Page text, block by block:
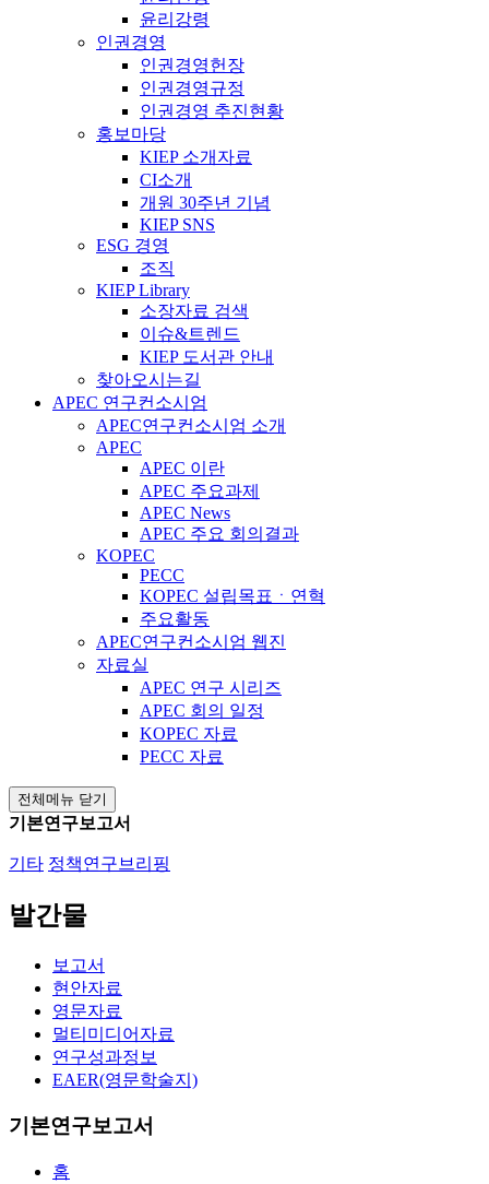
윤리강령
인권경영
인권경영헌장
인권경영규정
인권경영 추진현황
홍보마당
KIEP 소개자료
CI소개
개원 30주년 기념
KIEP SNS
ESG 경영
조직
KIEP Library
소장자료 검색
이슈&트렌드
KIEP 도서관 안내
찾아오시는길
APEC 연구컨소시엄
APEC연구컨소시엄 소개
APEC
APEC 이란
APEC 주요과제
APEC News
APEC 주요 회의결과
KOPEC
PECC
KOPEC 설립목표ㆍ연혁
주요활동
APEC연구컨소시엄 웹진
자료실
APEC 연구 시리즈
APEC 회의 일정
KOPEC 자료
PECC 자료
전체메뉴 닫기
기본연구보고서
기타 정책연구브리핑
발간물
보고서
현안자료
영문자료
멀티미디어자료
연구성과정보
EAER(영문학술지)
기본연구보고서
홈